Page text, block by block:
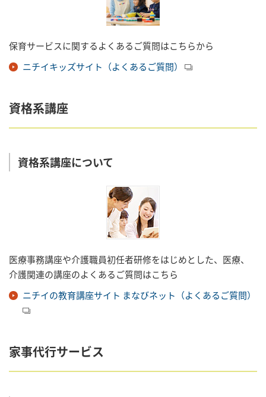
保育サービスに関するよくあるご質問はこちらから
ニチイキッズサイト（よくあるご質問）
資格系講座
資格系講座について
医療事務講座や介護職員初任者研修をはじめとした、医療、
介護関連の講座のよくあるご質問はこちら
ニチイの教育講座サイト まなびネット（よくあるご質問）
家事代行サービス